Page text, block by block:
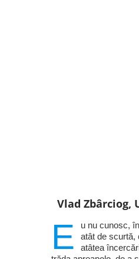
Vlad Zbârciog,
E
u nu cunosc,
atât de scurtă,
atâtea